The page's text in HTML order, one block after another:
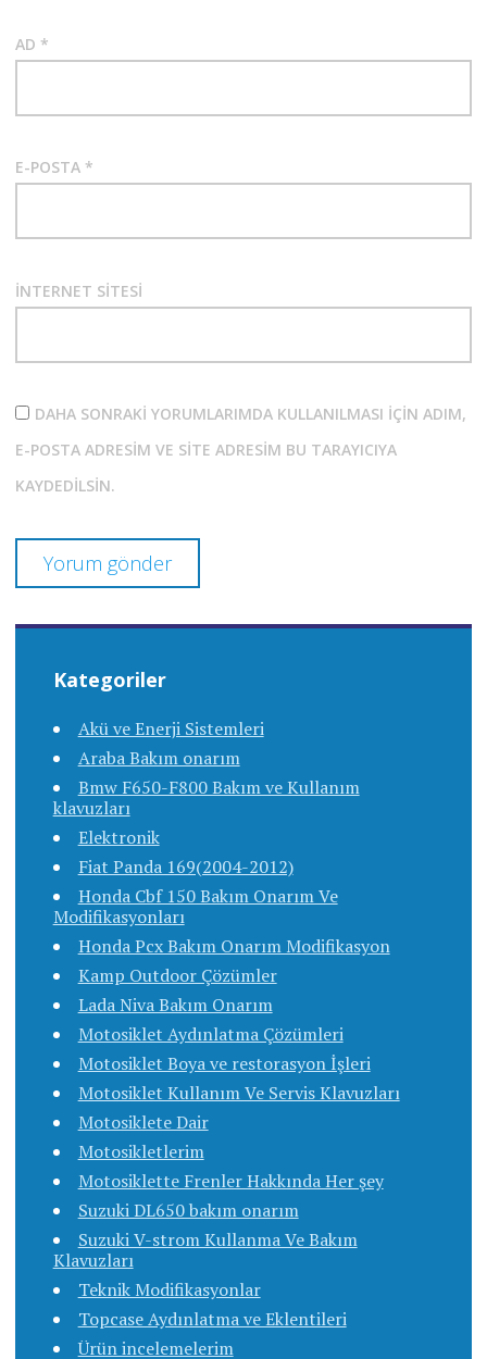
AD *
E-POSTA *
İNTERNET SITESI
DAHA SONRAKI YORUMLARIMDA KULLANILMASI IÇIN ADIM,
E-POSTA ADRESIM VE SITE ADRESIM BU TARAYICIYA
KAYDEDILSIN.
Kategoriler
Akü ve Enerji Sistemleri
Araba Bakım onarım
Bmw F650-F800 Bakım ve Kullanım
klavuzları
Elektronik
Fiat Panda 169(2004-2012)
Honda Cbf 150 Bakım Onarım Ve
Modifikasyonları
Honda Pcx Bakım Onarım Modifikasyon
Kamp Outdoor Çözümler
Lada Niva Bakım Onarım
Motosiklet Aydınlatma Çözümleri
Motosiklet Boya ve restorasyon İşleri
Motosiklet Kullanım Ve Servis Klavuzları
Motosiklete Dair
Motosikletlerim
Motosiklette Frenler Hakkında Her şey
Suzuki DL650 bakım onarım
Suzuki V-strom Kullanma Ve Bakım
Klavuzları
Teknik Modifikasyonlar
Topcase Aydınlatma ve Eklentileri
Ürün incelemelerim